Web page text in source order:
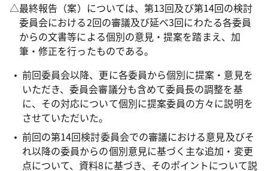
△最終報告（案）については、第13回及び第14回の検討
委員会における2回の審議及び延べ3回にわたる各委員
からの文書等による個別の意見・提案を踏まえ、加
筆・修正を行ったものである。
前回委員会以降、更に各委員から個別に提案・意見を
いただき、委員会審議分も含めて委員長の調整を基
に、その対応について個別に提案委員の方々に説明を
させていただいた。
前回の第14回検討委員会での審議における意見及びそ
れ以降の委員からの個別意見に基づく主な追加・変更
点について、資料8に基づき、そのポイントについて説